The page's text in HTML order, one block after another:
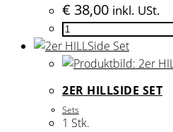
€ 38,00 inkl. USt.
3er
Set
Small
Menge
2ER HILLSIDE SET
Sets
1 Stk.